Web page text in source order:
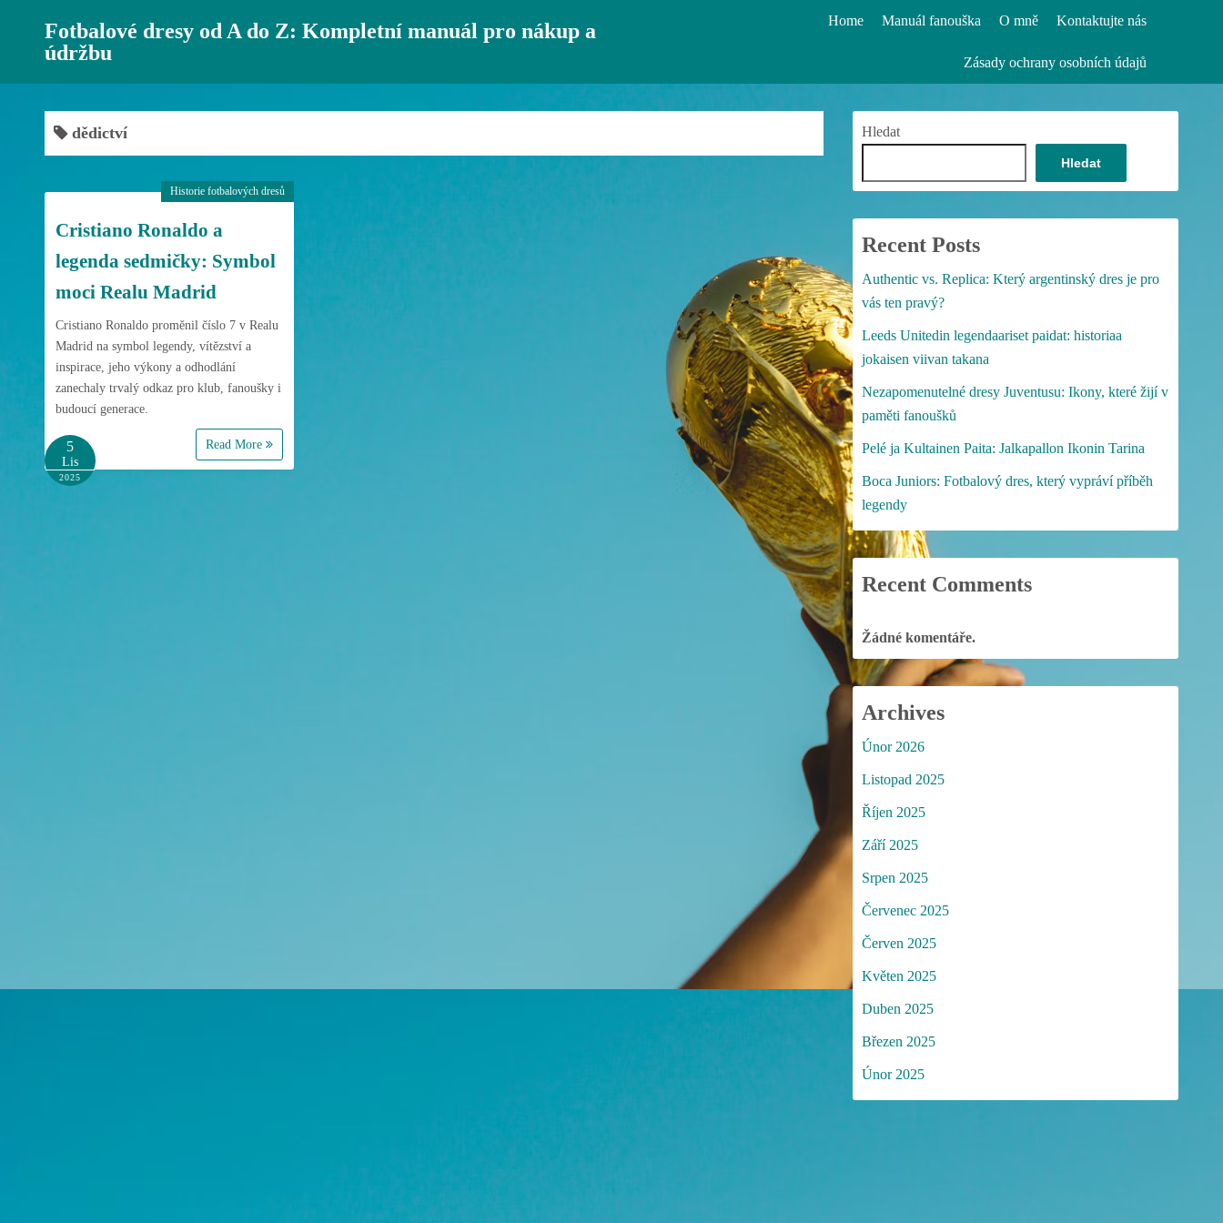
p
Fotbalové dresy od A do Z: Kompletní manuál pro nákup a
údržbu
Home Manuál fanouška O mně Kontaktujte nás
Zásady ochrany osobních údajů
dědictví
Cristiano Ronaldo a
legenda sedmičky: Symbol
moci Realu Madrid
Cristiano Ronaldo proměnil číslo 7 v Realu
Madrid na symbol legendy, vítězství a
inspirace, jeho výkony a odhodlání
zanechaly trvalý odkaz pro klub, fanoušky i
budoucí generace.
Read More
Historie fotbalových dresů
5
Lis
2025
Hledat
Hledat
Recent Posts
Authentic vs. Replica: Který argentinský dres je pro
vás ten pravý?
Leeds Unitedin legendaariset paidat: historiaa
jokaisen viivan takana
Nezapomenutelné dresy Juventusu: Ikony, které žijí v
paměti fanoušků
Pelé ja Kultainen Paita: Jalkapallon Ikonin Tarina
Boca Juniors: Fotbalový dres, který vypráví příběh
legendy
Recent Comments
Žádné komentáře.
Archives
Únor 2026
Listopad 2025
Říjen 2025
Září 2025
Srpen 2025
Červenec 2025
Červen 2025
Květen 2025
Duben 2025
Březen 2025
Únor 2025